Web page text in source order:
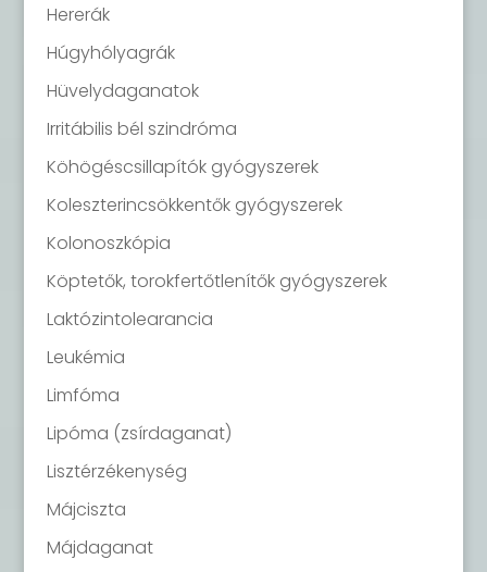
Hererák
Húgyhólyagrák
Hüvelydaganatok
Irritábilis bél szindróma
Köhögéscsillapítók gyógyszerek
Koleszterincsökkentők gyógyszerek
Kolonoszkópia
Köptetők, torokfertőtlenítők gyógyszerek
Laktózintolearancia
Leukémia
Limfóma
Lipóma (zsírdaganat)
Lisztérzékenység
Májciszta
Májdaganat